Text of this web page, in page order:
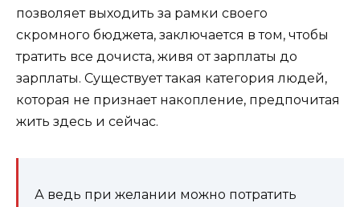
позволяет выходить за рамки своего
скромного бюджета, заключается в том, чтобы
тратить все дочиста, живя от зарплаты до
зарплаты. Существует такая категория людей,
которая не признает накопление, предпочитая
жить здесь и сейчас.
А ведь при желании можно потратить